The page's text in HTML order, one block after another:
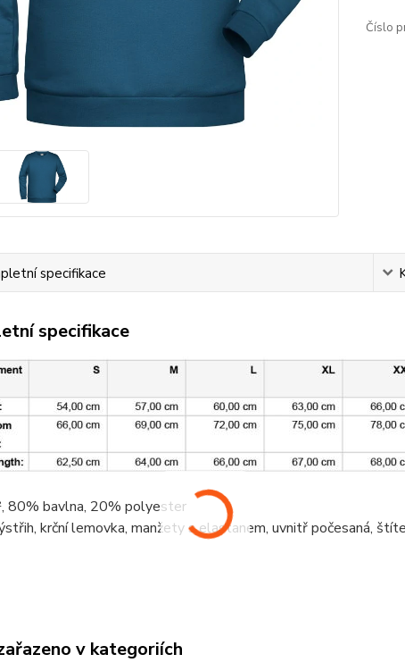
Číslo
specifikace
specifikace
80% bavlna, 20% polyester
krční lemovka, manžety s elastanem, uvnitř počesaná,
v kategoriích